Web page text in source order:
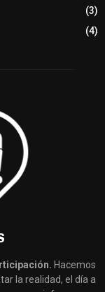
(3)
(4)
Hacemos
la realidad, el día a